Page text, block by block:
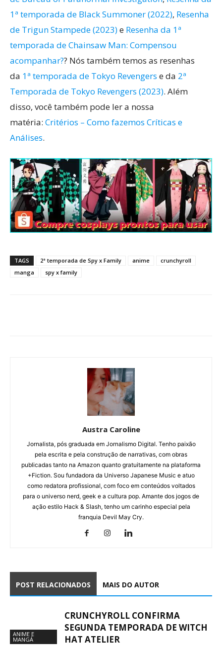
1ª temporada de Black Summoner (2022), Resenha
de Trigun Stampede (2023)e Resenha da 1ª
temporada de Chainsaw Man: Compensou
acompanhar?? Nós também temos as resenhas
da 1ª temporada de Tokyo Revengers e da 2ª
Temporada de Tokyo Revengers (2023). Além
disso, você também pode ler a nossa
matéria: Critérios – Como fazemos Críticas e
Análises.
TAGS 2ª temporada de Spy x Family anime
crunchyroll
manga
spy x family
Austra Caroline
Jornalista, pós graduada em Jornalismo Digital. Tenho paixão
pela escrita e pela construção de narrativas, com obras
publicadas tanto na Amazon quanto gratuitamente na plataforma
+Fiction. Sou fundadora da Universo Japanese Music e atuo
como redatora profissional, com foco em conteúdos voltados
para o universo nerd, geek e a cultura pop. Amante dos jogos de
ação estilo Hack & Slash, tenho um carinho especial pela
franquia Devil May Cry.
POST RELACIONADOS MAIS DO AUTOR
ANIME E
MANGÁ
CRUNCHYROLL CONFIRMA
SEGUNDA TEMPORADA DE WITCH
HAT ATELIER